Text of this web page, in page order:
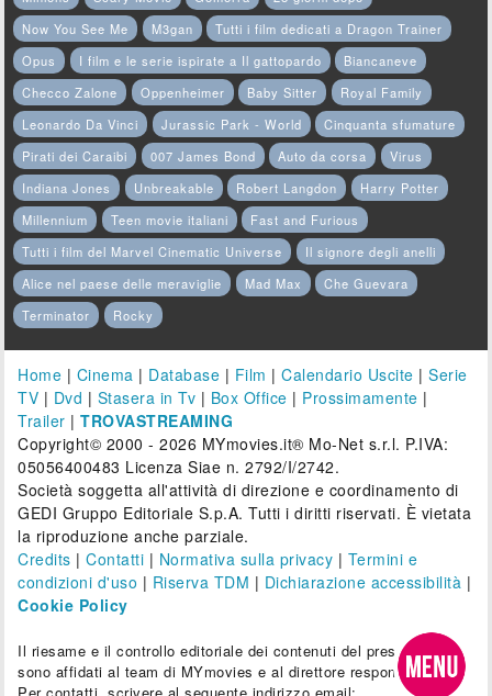
Now You See Me
M3gan
Tutti i film dedicati a Dragon Trainer
Opus
I film e le serie ispirate a Il gattopardo
Biancaneve
Checco Zalone
Oppenheimer Baby Sitter
Royal Family
Leonardo Da Vinci
Jurassic Park - World
Cinquanta sfumature
Pirati dei Caraibi
007 James Bond Auto da corsa
Virus
Indiana Jones
Unbreakable Robert Langdon
Harry Potter
Millennium
Teen movie italiani
Fast and Furious
Tutti i film del Marvel Cinematic Universe
Il signore degli anelli
Alice nel paese delle meraviglie
Mad Max
Che Guevara
Terminator
Rocky
Home | Cinema | Database | Film |Calendario Uscite |Serie
TV | Dvd | Stasera in Tv | Box Office | Prossimamente |
Trailer |TROVASTREAMING
Copyright© 2000 - 2026 MYmovies.it® Mo-Net s.r.l. P.IVA:
05056400483 Licenza Siae n. 2792/I/2742.
Società soggetta all'attività di direzione e coordinamento di
GEDI Gruppo Editoriale S.p.A. Tutti i diritti riservati. È vietata
la riproduzione anche parziale.
Credits |Contatti | Normativa sulla privacy | Termini e
condizioni d'uso | Riserva TDM | Dichiarazione accessibilità |
Cookie Policy
Il riesame e il controllo editoriale dei contenuti del presente sito
sono affidati al team di MYmovies e al direttore responsabile.